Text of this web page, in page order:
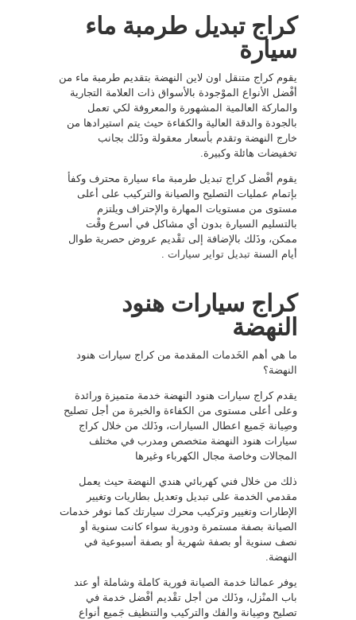
كراج تبديل طرمبة ماء
سيارة
يقوم كراج متنقل اون لاين النهضة بتقديم طرمبة ماء من
أفْضل الأنواع الموْجودة بالأسواق ذات العلامة التجارية
والماركة العالمية المشهورة والمعروفة لكي تعمل
بالجودة والدقة العالية والكفاءة حيث يتم استيرادها من
خارج النهضة وتقدم بأسعار معقولة وذَلك بجانب
تخفيضات هائلة وكبيرة.
يقوم أفْضل كراج تبديل طرمبة ماء سيارة محترف وكفأ
بإتمام عمليات التصليح والصيانة والتركيب على أعلى
مستوى من مستويات المهارة والإحتراف ويلتزم
بالتسليم السيارة بدون أي مشاكل في أسرع وقْت
ممكن، وذَلك بالإضافة إلى تقْديم عروض حصرية طوال
أيام السنة تبديل تواير سيارات .
كراج سيارات هنود
النهضة
ما هي أهم الخَدمات المقدمة من كراج سيارات هنود
النهضة؟
يقدم كراج سيارات هنود النهضة خدمة متميزة ورائدة
وعلى أعلى مستوى من الكفاءة والخبرة من أجل تصليح
وصِيانة جَميع اعطال السيارات، وذَلك من خلال كراج
سيارات هنود النهضة متخصص ومدرب في مختلف
المجالات وخاصة مجال الكهرباء وغيرها
ذلك من خلال فني كهربائي هندي النهضة حيث يعمل
مقدمي الخدمة على تبديل وتعديل بطاريات وتغيير
الإطارات وتغيير وتركيب محرك سيارتك كما نوفر خدمات
الصيانة بصفة مستمرة ودورية سواء كانت سنوية أو
نصف سنوية أو بصفة شهرية أو بصفة أسبوعية في
النهضة.
يوفر عمالنا خدمة الصيانة فورية كاملة وشاملة أو عند
باب المنْزل، وذَلك من أجل تقْديم أفْضل خدمة في
تصليح وصِيانة والفك والتركيب والتنظيف جَميع أنواع